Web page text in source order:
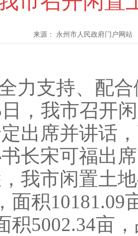
来源： 永州市人民政府门户网站
力支持、配
我市召开闲
出席并讲话
长宋可福出
市闲置土地
面积
积5002.34亩